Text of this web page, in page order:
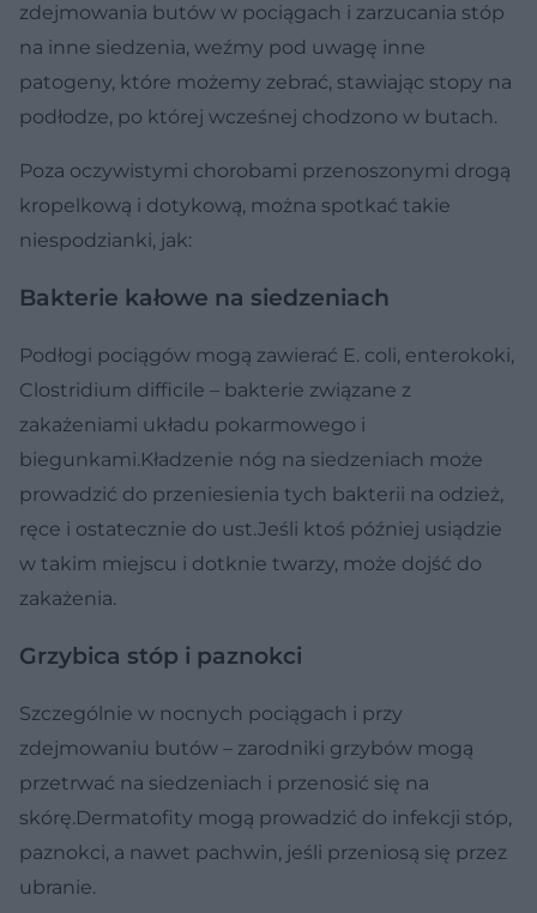
zdejmowania butów w pociągach i zarzucania stóp
na inne siedzenia, weźmy pod uwagę inne
patogeny, które możemy zebrać, stawiając stopy na
podłodze, po której wcześnej chodzono w butach.
Poza oczywistymi chorobami przenoszonymi drogą
kropelkową i dotykową, można spotkać takie
niespodzianki, jak:
Bakterie kałowe na siedzeniach
Podłogi pociągów mogą zawierać E. coli, enterokoki,
Clostridium difficile – bakterie związane z
zakażeniami układu pokarmowego i
biegunkami.Kładzenie nóg na siedzeniach może
prowadzić do przeniesienia tych bakterii na odzież,
ręce i ostatecznie do ust.Jeśli ktoś później usiądzie
w takim miejscu i dotknie twarzy, może dojść do
zakażenia.
Grzybica stóp i paznokci
Szczególnie w nocnych pociągach i przy
zdejmowaniu butów – zarodniki grzybów mogą
przetrwać na siedzeniach i przenosić się na
skórę.Dermatofity mogą prowadzić do infekcji stóp,
paznokci, a nawet pachwin, jeśli przeniosą się przez
ubranie.